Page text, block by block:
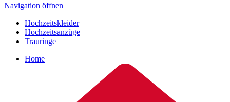
Navigation öffnen
Hochzeitskleider
Hochzeitsanzüge
Trauringe
Home